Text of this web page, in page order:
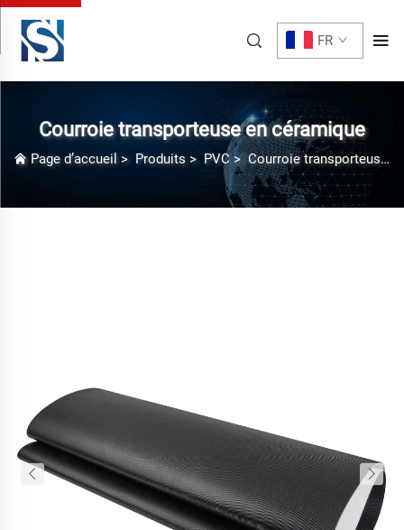
FR
Courroie transporteuse en céramique
Page d’accueil > Produits> PVC>Courroie transporteuse en céramique